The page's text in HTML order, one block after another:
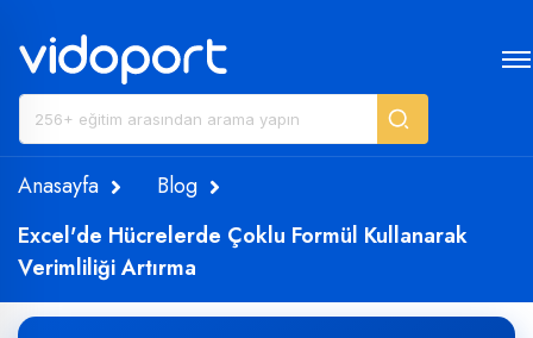
Anasayfa
Blog
Excel'de Hücrelerde Çoklu Formül Kullanarak
Verimliliği Artırma